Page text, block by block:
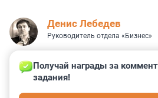
Денис Лебедев
Руководитель отдела «Бизнес»
Получай награды за
задания!